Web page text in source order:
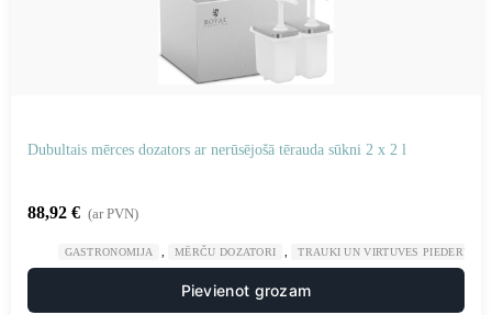
Dubultais mērces dozators ar nerūsējošā tērauda sūkni 2 x 2 l
88,92 € (ar PVN)
GASTRONOMIJA MĒRČU DOZATORI TRAUKI UN VIRTUVES PIEDERUMI
Pievienot grozam